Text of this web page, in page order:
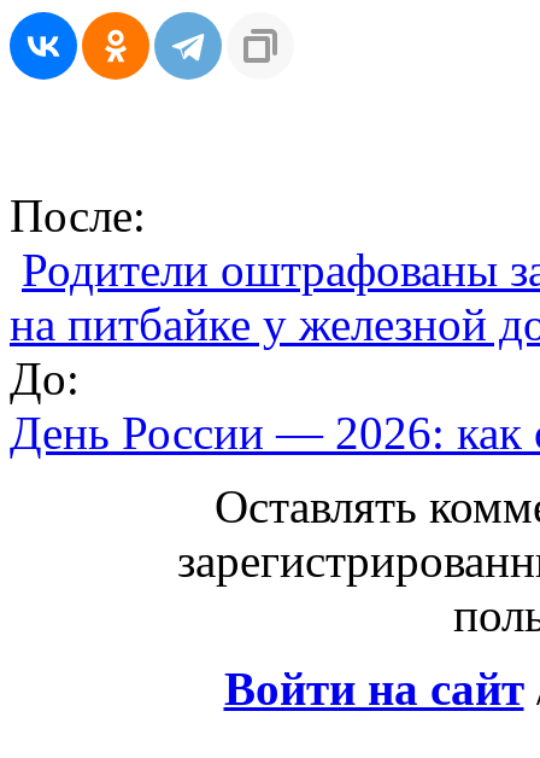
После:
Родители оштрафованы
на питбайке у железной
До:
День России — 2026: как
Оставлять
Войти на сайт